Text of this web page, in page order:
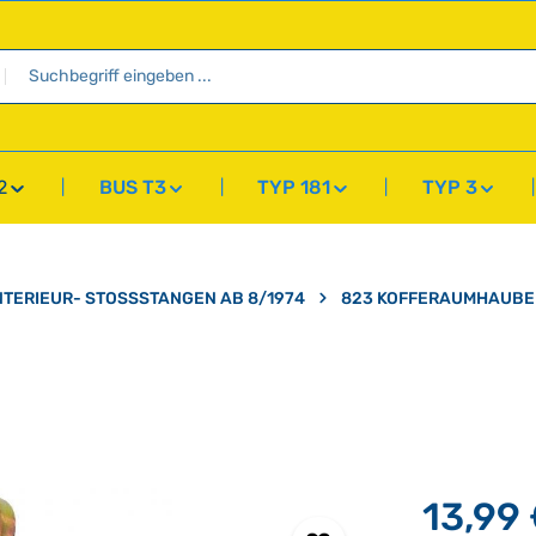
BUS T3 TYP 181 TYP 3
STOSSSTANGEN AB 8/1974 823
13,99